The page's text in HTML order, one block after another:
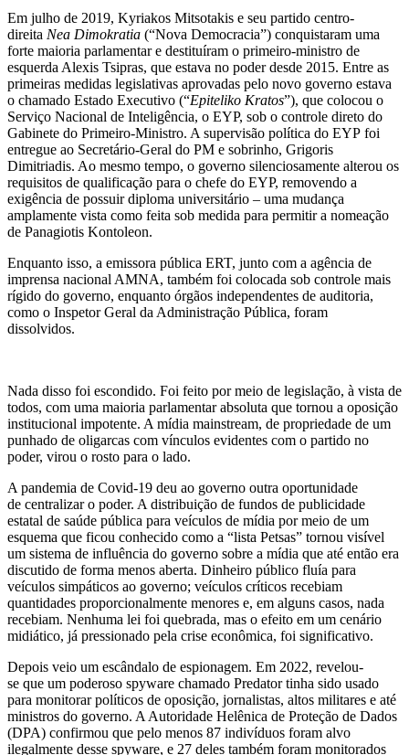
Em julho de 2019, Kyriakos Mitsotakis e seu partido centro-
direita Nea Dimokratia (“Nova Democracia”) conquistaram uma
forte maioria parlamentar e destituíram o primeiro-ministro de
esquerda Alexis Tsipras, que estava no poder desde 2015. Entre as
primeiras medidas legislativas aprovadas pelo novo governo estava
o chamado Estado Executivo (“Εpiteliko Κratos”), que colocou o
Serviço Nacional de Inteligência, o EYP, sob o controle direto do
Gabinete do Primeiro-Ministro. A supervisão política do EYP foi
entregue ao Secretário-Geral do PM e sobrinho, Grigoris
Dimitriadis. Ao mesmo tempo, o governo silenciosamente alterou os
requisitos de qualificação para o chefe do EYP, removendo a
exigência de possuir diploma universitário – uma mudança
amplamente vista como feita sob medida para permitir a nomeação
de Panagiotis Kontoleon.
Enquanto isso, a emissora pública ERT, junto com a agência de
imprensa nacional AMNA, também foi colocada sob controle mais
rígido do governo, enquanto órgãos independentes de auditoria,
como o Inspetor Geral da Administração Pública, foram
dissolvidos.
Nada disso foi escondido. Foi feito por meio de legislação, à vista de
todos, com uma maioria parlamentar absoluta que tornou a oposição
institucional impotente. A mídia mainstream, de propriedade de um
punhado de oligarcas com vínculos evidentes com o partido no
poder, virou o rosto para o lado.
A pandemia de Covid-19 deu ao governo outra oportunidade
de centralizar o poder. A distribuição de fundos de publicidade
estatal de saúde pública para veículos de mídia por meio de um
esquema que ficou conhecido como a “lista Petsas” tornou visível
um sistema de influência do governo sobre a mídia que até então era
discutido de forma menos aberta. Dinheiro público fluía para
veículos simpáticos ao governo; veículos críticos recebiam
quantidades proporcionalmente menores e, em alguns casos, nada
recebiam. Nenhuma lei foi quebrada, mas o efeito em um cenário
midiático, já pressionado pela crise econômica, foi significativo.
Depois veio um escândalo de espionagem. Em 2022, revelou-
se que um poderoso spyware chamado Predator tinha sido usado
para monitorar políticos de oposição, jornalistas, altos militares e até
ministros do governo. A Autoridade Helênica de Proteção de Dados
(DPA) confirmou que pelo menos 87 indivíduos foram alvo
ilegalmente desse spyware, e 27 deles também foram monitorados